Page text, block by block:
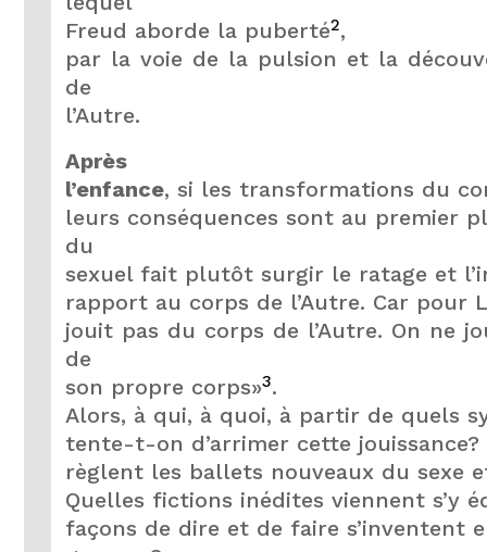
Freud aborde la puberté2,
par la voie de la pulsion et la
de
l’Autre.
Après
l’enfance, si les transformations du
leurs conséquences sont au premier
du
sexuel fait plutôt surgir le ratage et
rapport au corps de l’Autre. Car pour
jouit pas du corps de l’Autre. On ne
de
son propre corps»3.
Alors, à qui, à quoi, à partir de quels
tente-t-on d’arrimer cette jouissance?
règlent les ballets nouveaux du sexe
Quelles fictions inédites viennent s’y
façons de dire et de faire s’inventent